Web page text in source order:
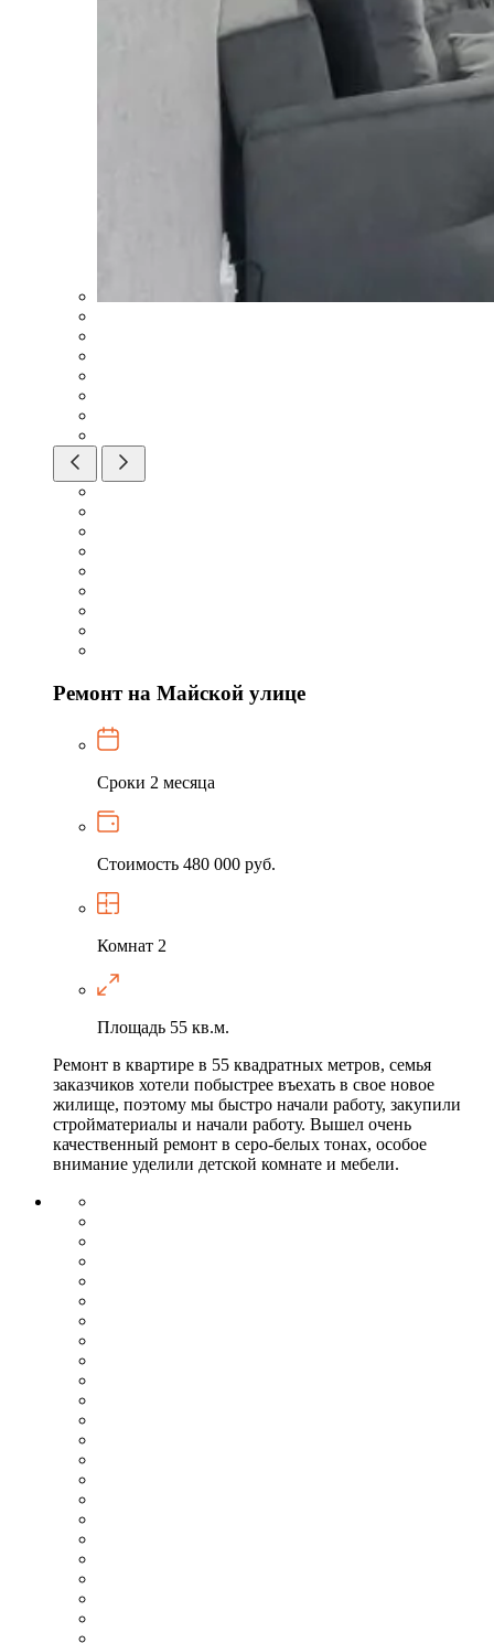
Ремонт на Майской улице
Сроки 2 месяца
Стоимость 480 000 руб.
Комнат 2
Площадь 55 кв.м.
Ремонт в квартире в 55 квадратных метров, семья
заказчиков хотели побыстрее въехать в свое новое
жилище, поэтому мы быстро начали работу, закупили
стройматериалы и начали работу. Вышел очень
качественный ремонт в серо-белых тонах, особое
внимание уделили детской комнате и мебели.